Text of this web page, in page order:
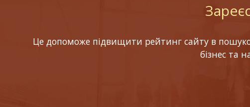
Це допоможе підвищити рейтинг сайту в
бізнес та